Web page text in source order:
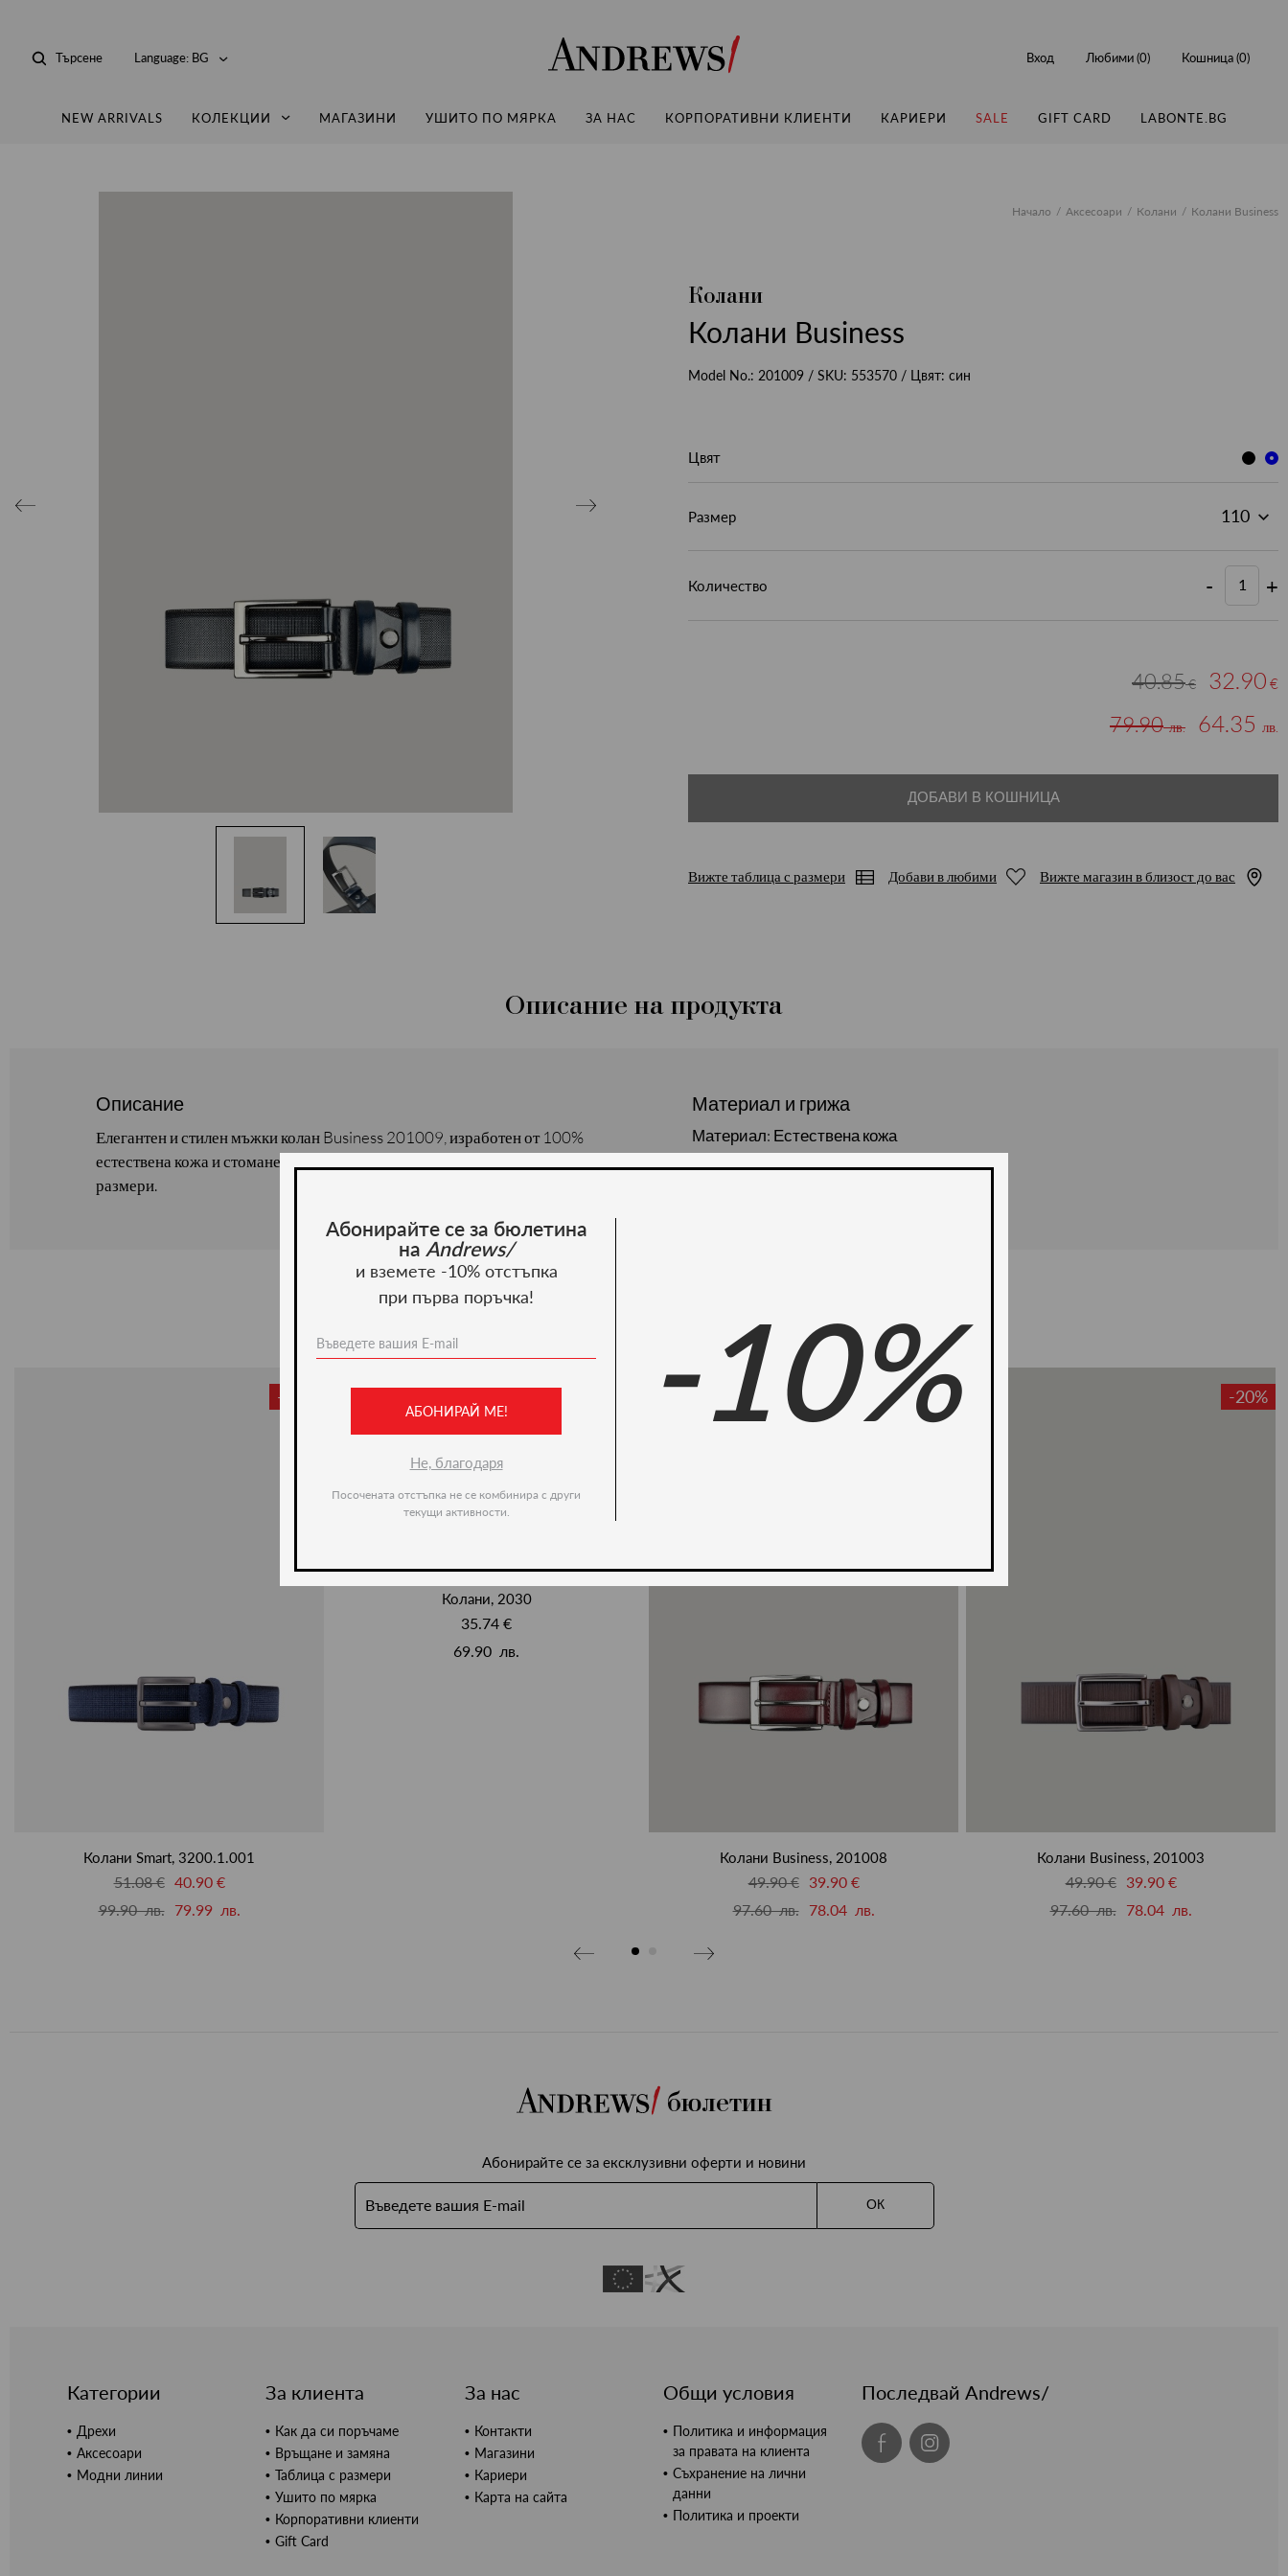
Andrews
Търсене Language: BG
NEW ARRIVALS КОЛЕКЦИИ МАГАЗИНИ УШИТО ПО МЯРКА ЗА НАС КОРПОРАТИВНИ КЛИЕНТИ КАРИЕРИ SALE GIFT CARD LABONTE.BG
Вход Любими (0) Кошница (0)
Начало Аксесоари Колани Колани Business
Колани
Колани Business
Model No.: 201009 / SKU: 553570 / Цвят: син
Цвят
Размер
Количество - +
40.85€ 32.90 €
79.90лв. 64.35 лв.
ДОБАВИ В КОШНИЦА
Вижте таблица с размери Добави в любими Вижте магазин в близост до вас
Описание на продукта
Описание
Елегантен и стилен мъжки колан Business 201009, изработен от 100%
естествена кожа и стоманена катарама. Предлага се в различни
размери.
Материал и грижа
Материал: Естествена кожа
Ние препоръчваме
-20%
Колани Smart, 3200.1.001
51.08 € 40.90 €
99.90 лв.
79.99 лв.
Колани, 2030
35.74 €
69.90 лв.
-20%
Колани Business, 201008
49.90 €
39.90 €
97.60 лв.
78.04 лв.
-20%
Колани Business, 201003
49.90 €
39.90 €
97.60 лв.
78.04 лв.
бюлетин
Абонирайте се за ексклузивни оферти и новини
ОК
Категории
Дрехи
Аксесоари
Модни линии
За клиента
Как да си поръчаме
Връщане и замяна
Таблица с размери
Ушито по мярка
Корпоративни клиенти
Gift Card
За нас
Контакти
Магазини
Кариери
Карта на сайта
Общи условия
Политика и информация
за правата на клиента
Съхранение на лични
данни
Политика и проекти
Последвай Andrews/
Абонирайте се за бюлетина
на Andrews/
и вземете -10% отстъпка
при първа поръчка!
АБОНИРАЙ МЕ!
Не, благодаря
Посочената отстъпка не се комбинира с други
текущи активности.
-10%